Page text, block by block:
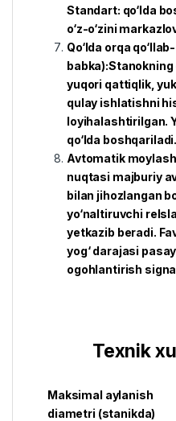
Standart: qo‘lda
o‘z-o‘zini
Qo‘lda orqa
babka):Stanokning
yuqori qattiqlik,
qulay ishlatishni
loyihalashtirilgan.
qo‘lda boshqariladi.
Avtomatik
nuqtasi majburiy
bilan jihozlangan
yo‘naltiruvchi
yetkazib beradi.
yog‘ darajasi
ogohlantirish
Texnik
Maksimal aylanish
diametri (stanikda)